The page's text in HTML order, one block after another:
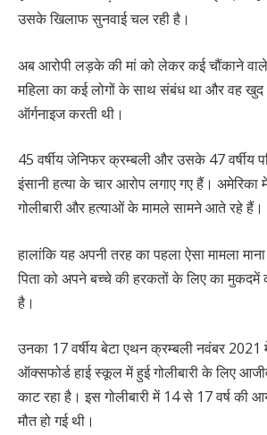
उसके खिलाफ सुनवाई चल रही है।
अब आरोपी लड़के की मां को लेकर कई चौंकाने
महिला का कई लोगों के साथ संबंध था और वह खुद
ऑर्गनाइज करती थी।
45 वर्षीय जेनिफर क्रम्बली और उसके 47 वर्षीय
इंसानी हत्या के चार आरोप लगाए गए हैं।
गोलीबारी और हत्याओं के मामले सामने आते रहे हैं।
हालांकि यह अपनी तरह का पहला ऐसा मामला
पिता को अपने बच्चे की हरकतों के लिए का मुकदमें
है।
उनका 17 वर्षीय बेटा एथन क्रम्बली नवंबर 2021
ऑक्सफोर्ड हाई स्कूल में हुई गोलीबारी के लिए
काट रहा है। इस गोलीबारी में 14 से 17 वर्ष की
मौत हो गई थी।